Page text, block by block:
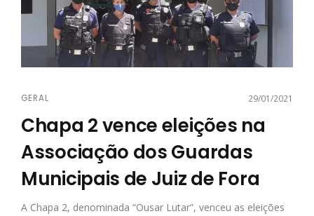
GERAL 29/01/2021
Chapa 2 vence eleições na
Associação dos Guardas
Municipais de Juiz de Fora
A Chapa 2, denominada “Ousar Lutar”, venceu as eleições